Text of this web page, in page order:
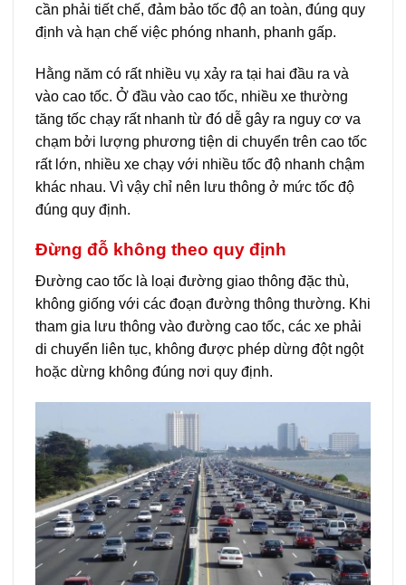
cần phải tiết chế, đảm bảo tốc độ an toàn, đúng quy
định và hạn chế việc phóng nhanh, phanh gấp.
Hằng năm có rất nhiều vụ xảy ra tại hai đầu ra và
vào cao tốc. Ở đầu vào cao tốc, nhiều xe thường
tăng tốc chạy rất nhanh từ đó dễ gây ra nguy cơ va
chạm bởi lượng phương tiện di chuyển trên cao tốc
rất lớn, nhiều xe chạy với nhiều tốc độ nhanh chậm
khác nhau. Vì vậy chỉ nên lưu thông ở mức tốc độ
đúng quy định.
Đừng đỗ không theo quy định
Đường cao tốc là loại đường giao thông đặc thù,
không giống với các đoạn đường thông thường. Khi
tham gia lưu thông vào đường cao tốc, các xe phải
di chuyển liên tục, không được phép dừng đột ngột
hoặc dừng không đúng nơi quy định.